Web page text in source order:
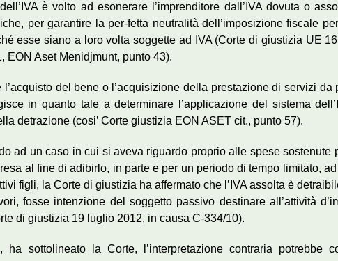
è volto ad esonerare l’imprenditore dall’IVA dovuta o
per garantire la per-fetta neutralità dell’imposizione fiscale
esse siano a loro volta soggette ad IVA (Corte di giustizia UE
EON Aset Menidjmunt, punto 43).
l’acquisto del bene o l’acquisizione della prestazione di servizi da
in quanto tale a determinare l’applicazione del sistema
detrazione (cosi’ Corte giustizia EON ASET cit., punto 57).
ad un caso in cui si aveva riguardo proprio alle spese sostenute
al fine di adibirlo, in parte e per un periodo di tempo limitato,
figli, la Corte di giustizia ha affermato che l’IVA assolta è
fosse intenzione del soggetto passivo destinare all’attività
di giustizia 19 luglio 2012, in causa C-334/10).
ha sottolineato la Corte, l’interpretazione contraria potrebbe